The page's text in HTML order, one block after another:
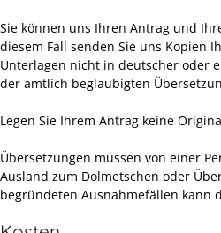
Sie können uns Ihren Antrag und
diesem Fall senden Sie uns Kopien
Unterlagen nicht in deutscher oder
der amtlich beglaubigten
Legen Sie Ihrem Antrag keine
Übersetzungen müssen von einer
Ausland zum Dolmetschen oder
begründeten Ausnahmefällen kann d